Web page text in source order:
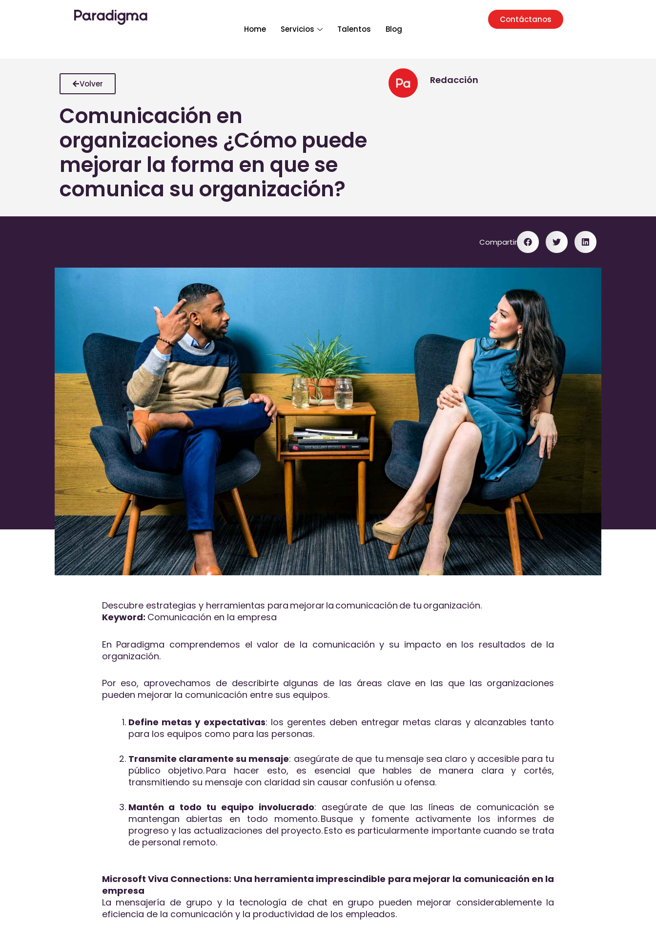
Home Servicios Talentos Blog
Contáctanos
Volver
Comunicación en
organizaciones ¿Cómo puede
mejorar la forma en que se
comunica su organización?
Redacción
Compartir
Descubre estrategias y herramientas para mejorar la comunicación de tu organización.
Keyword: Comunicación en la empresa
En Paradigma comprendemos el valor de la comunicación y su impacto en los resultados de la
organización.
Por eso, aprovechamos de describirte algunas de las áreas clave en las que las organizaciones
pueden mejorar la comunicación entre sus equipos.
Define metas y expectativas: los gerentes deben entregar metas claras y alcanzables tanto
para los equipos como para las personas.
Transmite claramente su mensaje: asegúrate de que tu mensaje sea claro y accesible para tu
público objetivo. Para hacer esto, es esencial que hables de manera clara y cortés,
transmitiendo su mensaje con claridad sin causar confusión u ofensa.
Mantén a todo tu equipo involucrado: asegúrate de que las líneas de comunicación se
mantengan abiertas en todo momento. Busque y fomente activamente los informes de
progreso y las actualizaciones del proyecto. Esto es particularmente importante cuando se trata
de personal remoto.
Microsoft Viva Connections: Una herramienta imprescindible para mejorar la comunicación en la
empresa
La mensajería de grupo y la tecnología de chat en grupo pueden mejorar considerablemente la
eficiencia de la comunicación y la productividad de los empleados.